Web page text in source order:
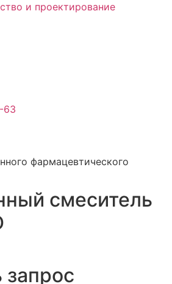
и проектирование
63
фармацевтического
смеситель
запрос